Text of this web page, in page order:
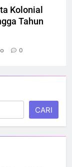
Kolonial
Tahun
0
CARI